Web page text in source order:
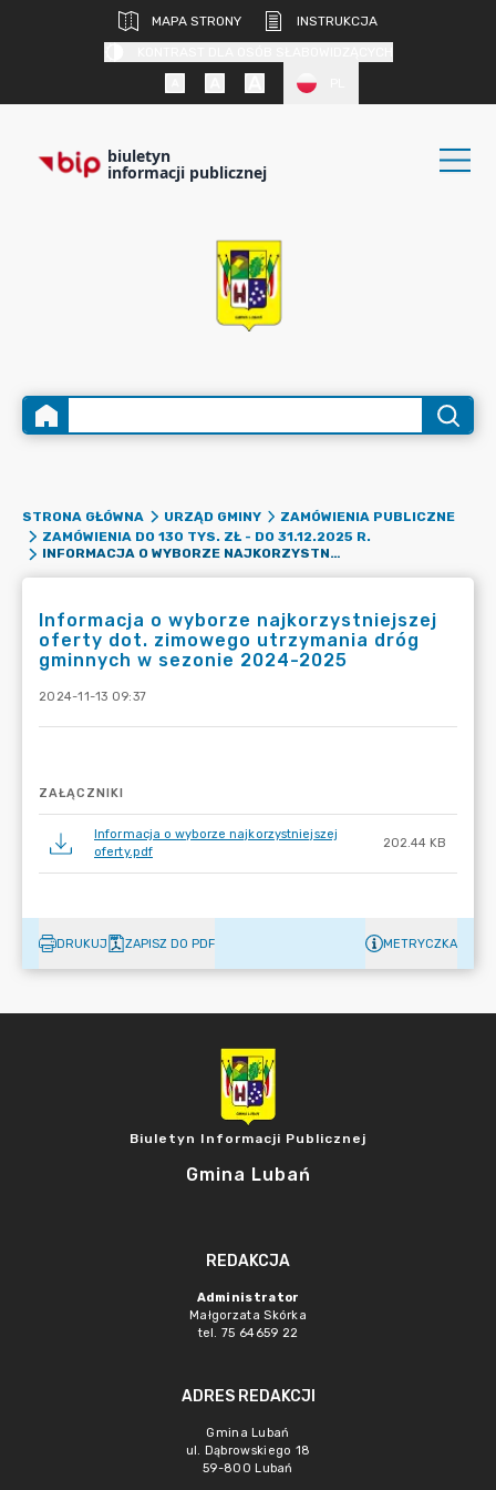
MAPA STRONY
INSTRUKCJA
biuletyn
informacji publicznej
STRONA GŁÓWNA URZĄD GMINY
ZAMÓWIENIA PUBLICZNE
ZAMÓWIENIA DO 130 TYS. ZŁ - DO 31.12.2025 R.
INFORMACJA O WYBORZE NAJKORZYSTNIEJSZEJ OFERTY DOT. ZIMOWEGO UTRZYMANIA DRÓG GMINNYCH W SEZONIE 2024-2025
Informacja o wyborze najkorzystniejszej
oferty dot. zimowego utrzymania dróg
gminnych w sezonie 2024-2025
2024-11-13 09:37
ZAŁĄCZNIKI
Informacja o wyborze najkorzystniejszej
oferty.pdf
202.44 KB
DRUKUJ ZAPISZ DO PDF METRYCZKA
Biuletyn Informacji Publicznej
Gmina Lubań
REDAKCJA
Administrator
Małgorzata Skórka
tel. 75 64659 22
ADRES REDAKCJI
Gmina Lubań
ul. Dąbrowskiego 18
59-800 Lubań